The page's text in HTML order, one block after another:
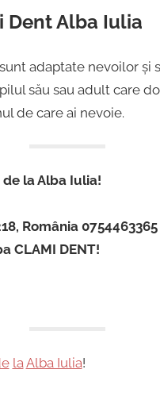
Dent Alba Iulia
adaptate nevoilor și
său sau adult care
de care ai nevoie.
la Alba Iulia!
România 0754463365
CLAMI DENT!
la Alba Iulia!